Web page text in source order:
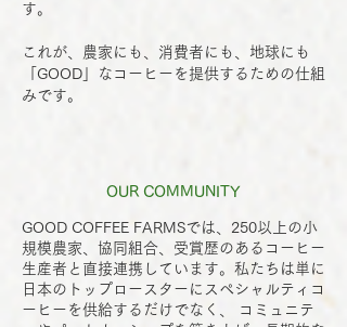
す。
これが、農家にも、消費者にも、地球にも
「GOOD」なコーヒーを提供するための仕組
みです。
OUR COMMUNITY
GOOD COFFEE FARMSでは、250以上の小
規模農家、協同組合、受賞歴のあるコーヒー
生産者と直接連携しています。私たちは単に
日本のトップロースターにスペシャルティコ
ーヒーを供給するだけでなく、 コミュニテ